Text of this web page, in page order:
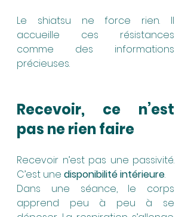
Le shiatsu ne force rien. Il
accueille ces résistances
comme des informations
précieuses.
Recevoir, ce n’est
pas ne rien faire
Recevoir n’est pas une passivité.
C’est une disponibilité intérieure.
Dans une séance, le corps
apprend peu à peu à se